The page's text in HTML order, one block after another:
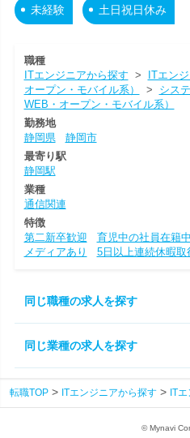
未経験 土日祝日休み
職種
ITエンジニアから探す > ITエン
オープン・モバイル系）
> シス
WEB・オープン・モバイル系）
勤務地
静岡県
静岡市
最寄り駅
静岡駅
業種
通信関連
特徴
第二新卒歓迎
育児中の社員在籍中
メディアあり
5日以上連続休暇取
同じ職種の求人を探す
同じ業種の求人を探す
転職TOP ITエンジニアから探す IT
© Mynavi